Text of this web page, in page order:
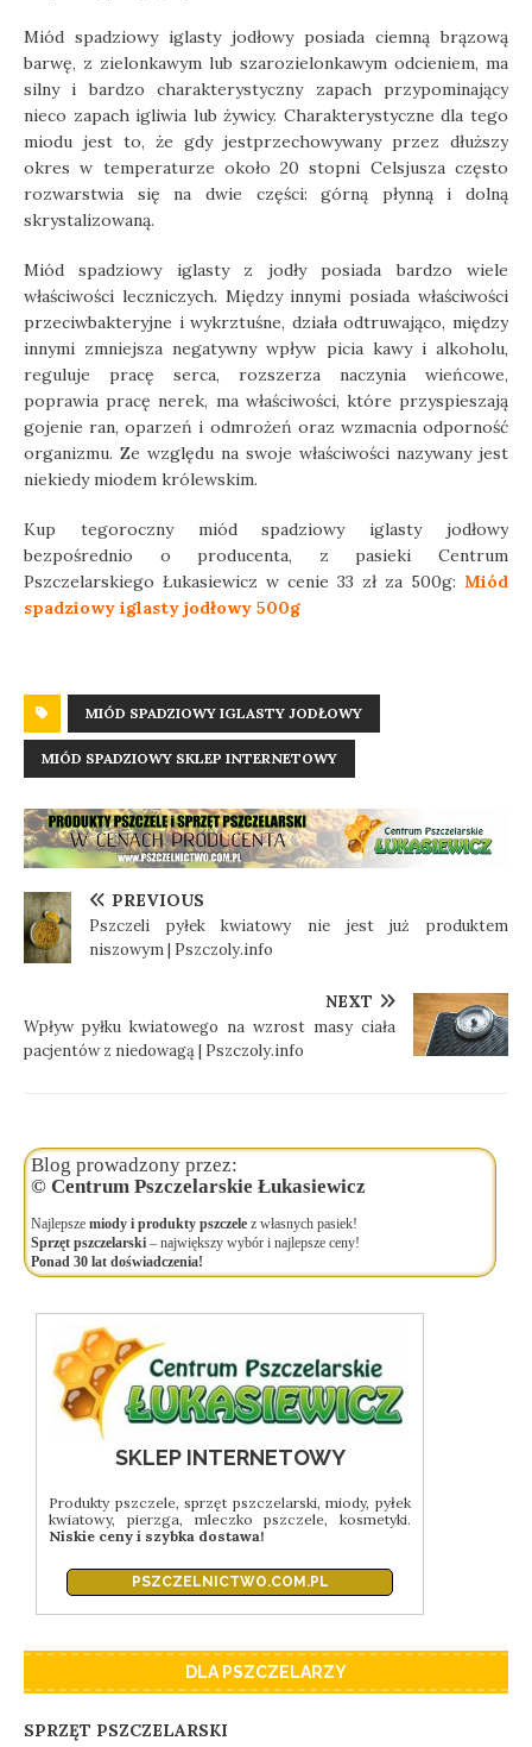
Miód spadziowy iglasty jodłowy posiada ciemną brązową
barwę, z zielonkawym lub szarozielonkawym odcieniem, ma
silny i bardzo charakterystyczny zapach przypominający
nieco zapach igliwia lub żywicy. Charakterystyczne dla tego
miodu jest to, że gdy jestprzechowywany przez dłuższy
okres w temperaturze około 20 stopni Celsjusza często
rozwarstwia się na dwie części: górną płynną i dolną
skrystalizowaną.
Miód spadziowy iglasty z jodły posiada bardzo wiele
właściwości leczniczych. Między innymi posiada właściwości
przeciwbakteryjne i wykrztuśne, działa odtruwająco, między
innymi zmniejsza negatywny wpływ picia kawy i alkoholu,
reguluje pracę serca, rozszerza naczynia wieńcowe,
poprawia pracę nerek, ma właściwości, które przyspieszają
gojenie ran, oparzeń i odmrożeń oraz wzmacnia odporność
organizmu. Ze względu na swoje właściwości nazywany jest
niekiedy miodem królewskim.
Kup tegoroczny miód spadziowy iglasty jodłowy
bezpośrednio o producenta, z pasieki Centrum
Pszczelarskiego Łukasiewicz w cenie 33 zł za 500g: Miód
spadziowy iglasty jodłowy 500g
MIÓD SPADZIOWY IGLASTY JODŁOWY
MIÓD SPADZIOWY SKLEP INTERNETOWY
PREVIOUS
Pszczeli pyłek kwiatowy nie jest już produktem
niszowym | Pszczoly.info
NEXT
Wpływ pyłku kwiatowego na wzrost masy ciała
pacjentów z niedowagą | Pszczoly.info
Blog prowadzony przez:
© Centrum Pszczelarskie Łukasiewicz
Najlepsze miody i produkty pszczele z własnych pasiek!
Sprzęt pszczelarski – największy wybór i najlepsze ceny!
Ponad 30 lat doświadczenia!
SKLEP INTERNETOWY
Produkty pszczele, sprzęt pszczelarski, miody, pyłek
kwiatowy, pierzga, mleczko pszczele, kosmetyki.
Niskie ceny i szybka dostawa!
PSZCZELNICTWO.COM.PL
DLA PSZCZELARZY
SPRZĘT PSZCZELARSKI